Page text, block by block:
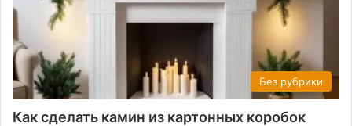
Без рубрики
Как сделать камин из картонных коробок